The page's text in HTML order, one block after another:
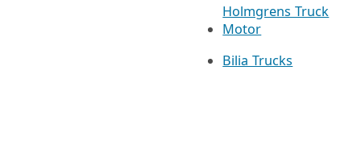
Holmgrens Truck
Motor
Bilia Trucks